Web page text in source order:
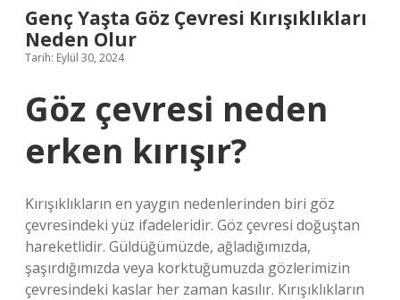
Genç Yaşta Göz Çevresi Kırışıklıkları
Neden Olur
Tarih: Eylül 30, 2024
Göz çevresi neden
erken kırışır?
Kırışıklıkların en yaygın nedenlerinden biri göz
çevresindeki yüz ifadeleridir. Göz çevresi doğuştan
hareketlidir. Güldüğümüzde, ağladığımızda,
şaşırdığımızda veya korktuğumuzda gözlerimizin
çevresindeki kaslar her zaman kasılır. Kırışıklıkların